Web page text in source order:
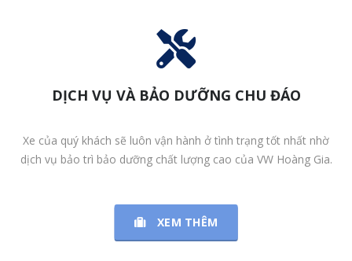
DỊCH VỤ VÀ BẢO DƯỠNG CHU ĐÁO
Xe của quý khách sẽ luôn vận hành ở tình trạng tốt nhất nhờ
dịch vụ bảo trì bảo dưỡng chất lượng cao của VW Hoàng Gia.
XEM THÊM